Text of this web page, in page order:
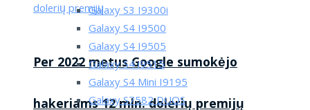
Per 2022 metus Google sumokėjo
hakeriams 12 mln. dolerių premijų
Galaxy S3 I9300i
Galaxy S4 I9500
Galaxy S4 I9505
Galaxy S4 i9515
Galaxy S4 Mini I9195
Galaxy S7582 DUOS